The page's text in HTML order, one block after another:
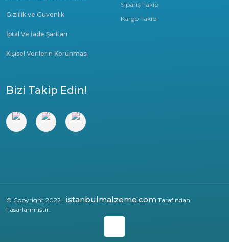
Sipariş Takip
Kargo Takibi
Gizlilik ve Güvenlik
İptal Ve İade Şartları
Kişisel Verilerin Korunması
Bizi Takip Edin!
© Copyright 2022 | istanbulmalzeme.com Tarafından
Tasarlanmıştır.